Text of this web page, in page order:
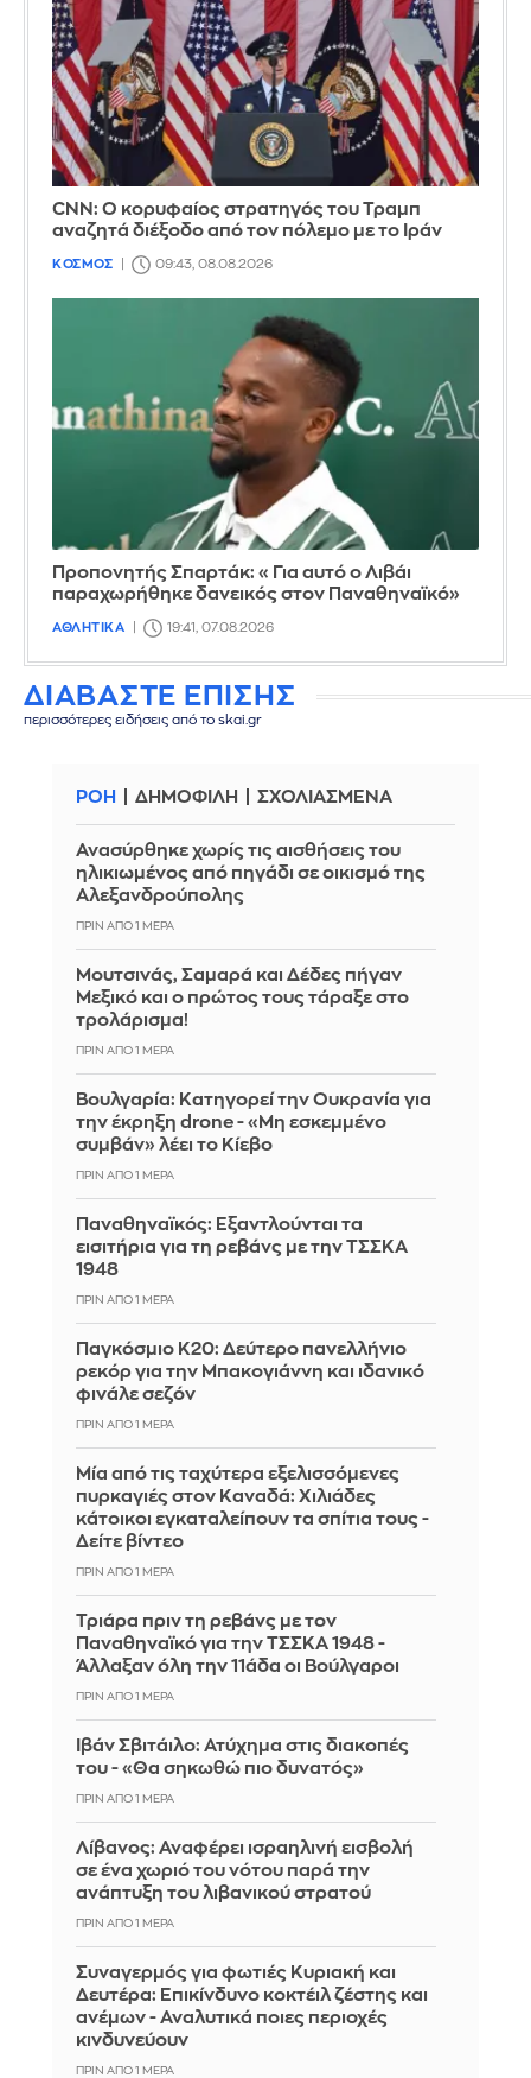
CNN: Ο κορυφαίος στρατηγός του Τραμπ
αναζητά διέξοδο από τον πόλεμο με το Ιράν
ΚΟΣΜΟΣ 09:43, 08.08.2026
Προπονητής Σπαρτάκ: «Για αυτό ο Λιβάι
παραχωρήθηκε δανεικός στον Παναθηναϊκό»
ΑΘΛΗΤΙΚΑ 19:41, 07.08.2026
ΔΙΑΒΑΣΤΕ ΕΠΙΣΗΣ
περισσότερες ειδήσεις από το skai.gr
ΡΟΗ ΔΗΜΟΦΙΛΗ ΣΧΟΛΙΑΣΜΕΝΑ
Ανασύρθηκε χωρίς τις αισθήσεις του
ηλικιωμένος από πηγάδι σε οικισμό της
Αλεξανδρούπολης
ΠΡΙΝ ΑΠΌ 1 ΜΈΡΑ
Μουτσινάς, Σαμαρά και Δέδες πήγαν
Μεξικό και ο πρώτος τους τάραξε στο
τρολάρισμα!
ΠΡΙΝ ΑΠΌ 1 ΜΈΡΑ
Βουλγαρία: Κατηγορεί την Ουκρανία για
την έκρηξη drone - «Μη εσκεμμένο
συμβάν» λέει το Κίεβο
ΠΡΙΝ ΑΠΌ 1 ΜΈΡΑ
Παναθηναϊκός: Εξαντλούνται τα
εισιτήρια για τη ρεβάνς με την ΤΣΣΚΑ
1948
ΠΡΙΝ ΑΠΌ 1 ΜΈΡΑ
Παγκόσμιο Κ20: Δεύτερο πανελλήνιο
ρεκόρ για την Μπακογιάννη και ιδανικό
φινάλε σεζόν
ΠΡΙΝ ΑΠΌ 1 ΜΈΡΑ
Μία από τις ταχύτερα εξελισσόμενες
πυρκαγιές στον Καναδά: Χιλιάδες
κάτοικοι εγκαταλείπουν τα σπίτια τους -
Δείτε βίντεο
ΠΡΙΝ ΑΠΌ 1 ΜΈΡΑ
Τριάρα πριν τη ρεβάνς με τον
Παναθηναϊκό για την ΤΣΣΚΑ 1948 -
Άλλαξαν όλη την 11άδα οι Βούλγαροι
ΠΡΙΝ ΑΠΌ 1 ΜΈΡΑ
Ιβάν Σβιτάιλο: Ατύχημα στις διακοπές
του - «Θα σηκωθώ πιο δυνατός»
ΠΡΙΝ ΑΠΌ 1 ΜΈΡΑ
Λίβανος: Αναφέρει ισραηλινή εισβολή
σε ένα χωριό του νότου παρά την
ανάπτυξη του λιβανικού στρατού
ΠΡΙΝ ΑΠΌ 1 ΜΈΡΑ
Συναγερμός για φωτιές Κυριακή και
Δευτέρα: Επικίνδυνο κοκτέιλ ζέστης και
ανέμων - Αναλυτικά ποιες περιοχές
κινδυνεύουν
ΠΡΙΝ ΑΠΌ 1 ΜΈΡΑ